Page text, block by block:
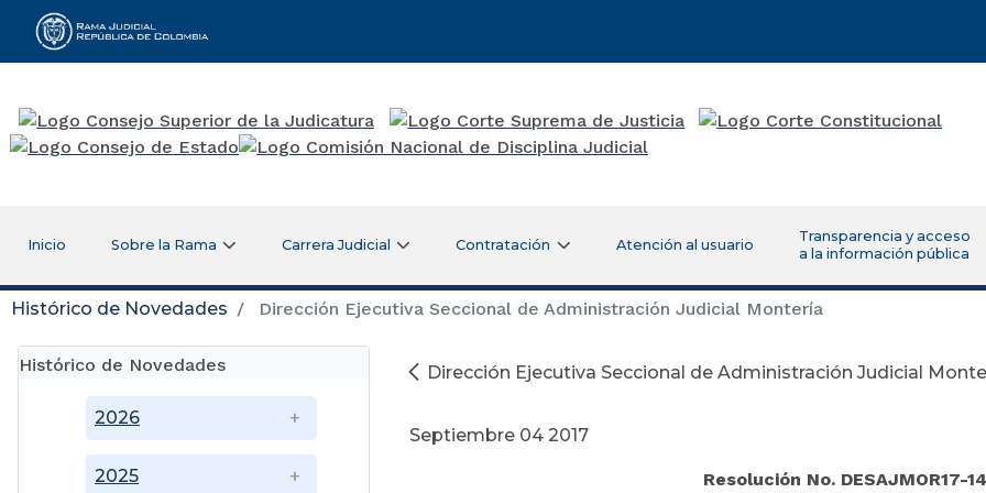
Rama Judicial
Inicio Sobre la Rama Carrera Judicial Contratación Atención al usuario
Transparencia y acceso
a la información pública
Histórico de Novedades Dirección Ejecutiva Seccional de Administración Judicial Montería
Histórico de Novedades
2025
2026
Dirección Ejecutiva Seccional de Administración Judicial
Septiembre 04 2017
Resolución No. DESAJMOR17-